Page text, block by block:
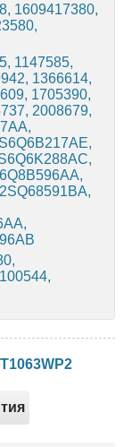
1609417380,
1147585,
1366614,
1705390,
2008679,